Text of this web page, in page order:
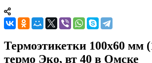
Термоэтикетки 100х60 мм
термо Эко, вт 40 в Омске